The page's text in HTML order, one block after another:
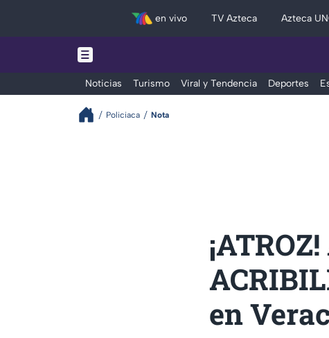
en vivo TV Azteca Azteca
Noticias Turismo Viral y Tendencia Deportes
Policiaca Nota
en